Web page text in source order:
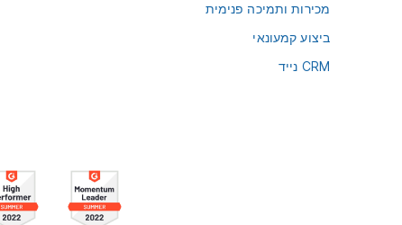
מכירות ותמיכה פנימית
ביצוע קמעונאי
CRM נייד